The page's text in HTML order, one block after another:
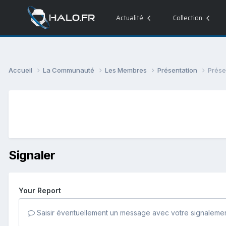
Actualité Collection
Accueil La Communauté Les Membres Présentation
Signaler
Your Report
Saisir éventuellement un message avec votre